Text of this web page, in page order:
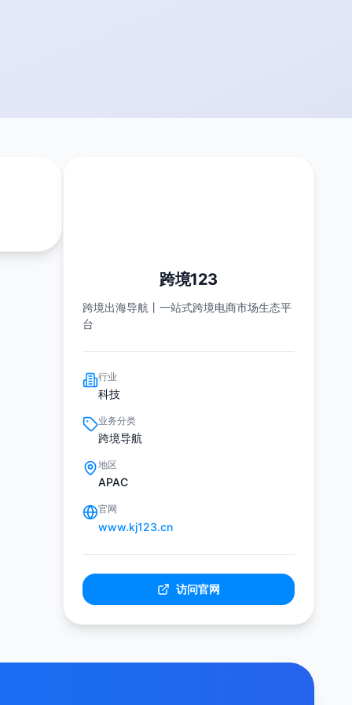
跨境123
跨境出海导航丨一站式跨境电商市场生态平
台
行业
科技
业务分类
跨境导航
地区
APAC
官网
www.kj123.cn
访问官网